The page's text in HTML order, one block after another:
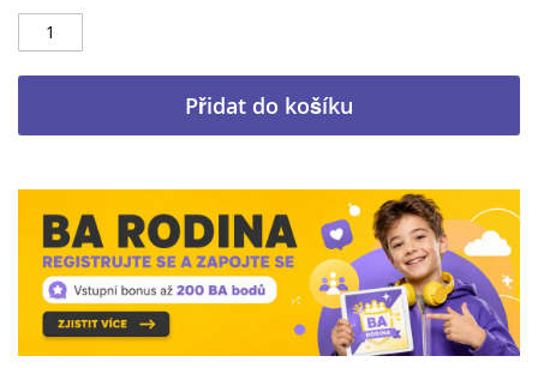
Přidat do košíku